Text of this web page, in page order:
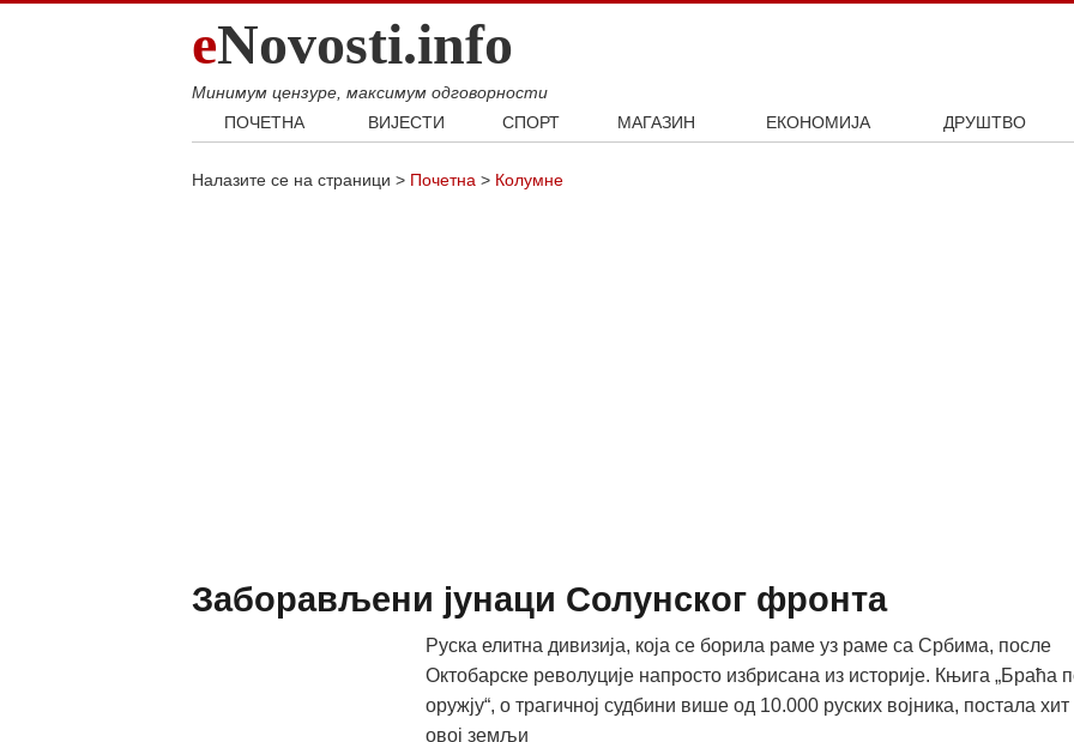
eNovosti.info
Минимум цензуре, максимум одговорности
ПОЧЕТНА
ВИЈЕСТИ
Балкан
СПОРТ
Кошарка
МАГАЗИН
ЕКОНОМИЈА
ДРУШТВО
Налазите се на страници > Почетна > Колумне
Заборављени јунаци Солунског фронта
Руска елитна дивизија, која се борила раме уз раме са Србима, после
Октобарске револуције напросто избрисана из историје. Књига „Браћа
оружју“, о трагичној судбини више од 10.000 руских војника, постала хит
овој земљи